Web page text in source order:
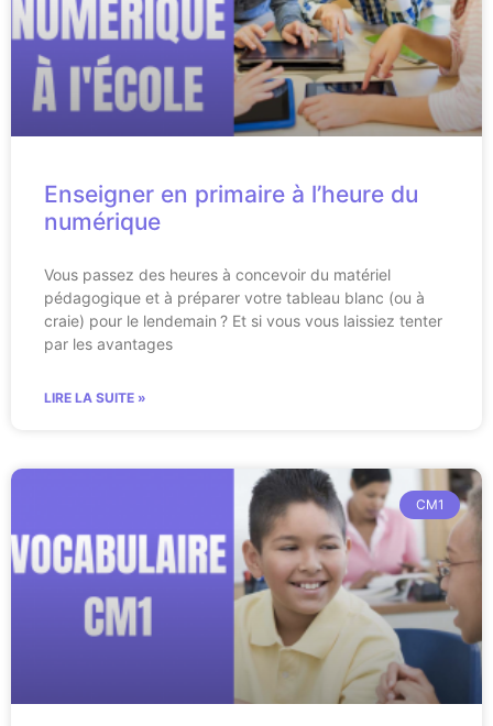
Enseigner en primaire à l’heure du
numérique
Vous passez des heures à concevoir du matériel
pédagogique et à préparer votre tableau blanc (ou à
craie) pour le lendemain ? Et si vous vous laissiez tenter
par les avantages
LIRE LA SUITE »
CM1